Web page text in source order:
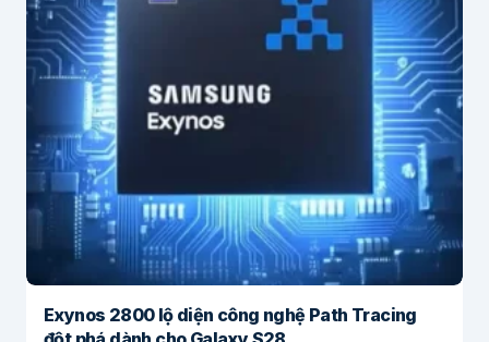
Exynos 2800 lộ diện công nghệ Path Tracing